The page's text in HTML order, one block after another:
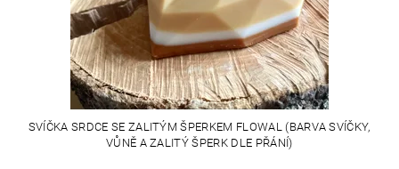
SVÍČKA SRDCE SE ZALITÝM ŠPERKEM FLOWAL (BARVA SVÍČKY,
VŮNĚ A ZALITÝ ŠPERK DLE PŘÁNÍ)